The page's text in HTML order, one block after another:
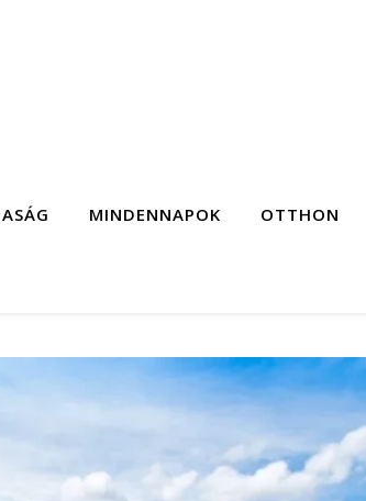
MINDENNAPOK OTTHON